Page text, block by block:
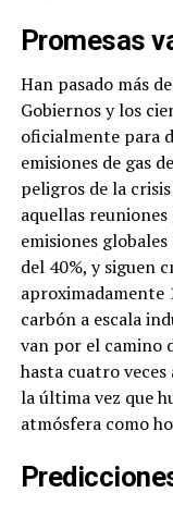
Promesas
Han pasado más
Gobiernos y los
oficialmente para
emisiones de gas
peligros de la
aquellas
emisiones
del 40%, y siguen
aproximadamente
carbón a escala
van por el camino
hasta cuatro
la última vez que
atmósfera como